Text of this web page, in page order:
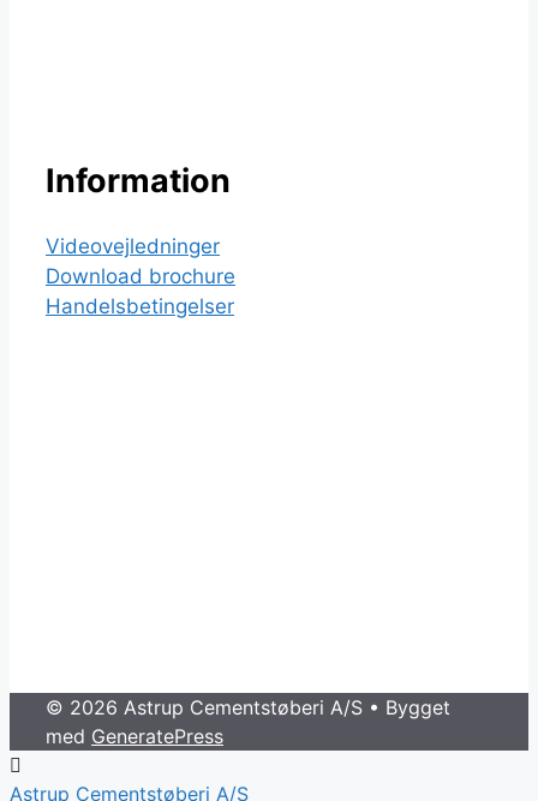
Information
Videovejledninger
Download brochure
Handelsbetingelser
© 2026 Astrup Cementstøberi A/S • Bygget
med GeneratePress
Astrup Cementstøberi A/S